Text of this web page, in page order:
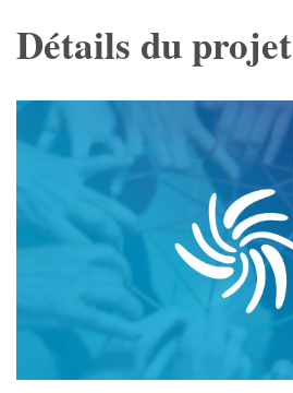
Détails du projet